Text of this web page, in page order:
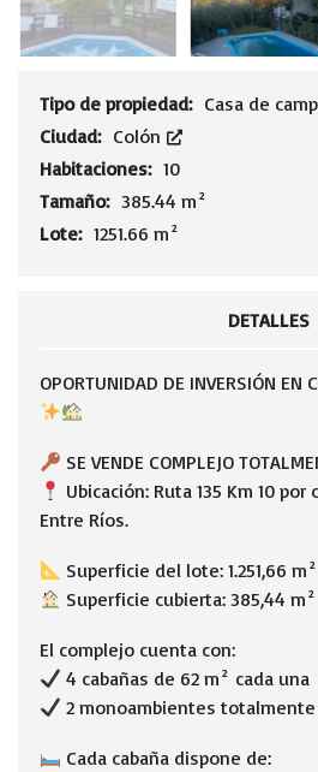
Tipo de propiedad: Casa de
Ciudad: Colón
Habitaciones: 10
Tamaño: 385.44 m²
Lote: 1251.66 m²
DETALLES
OPORTUNIDAD DE INVERSIÓN EN
SE VENDE COMPLEJO
Ubicación: Ruta 135 Km 10
Entre Ríos.
Superficie del lote: 1.251,66 m²
Superficie cubierta: 385,44 m²
El complejo cuenta con:
4 cabañas de 62 m² cada una
2 monoambientes
Cada cabaña dispone de: